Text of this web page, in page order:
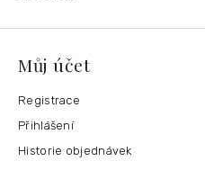
Můj účet
Registrace
Přihlášení
Historie objednávek